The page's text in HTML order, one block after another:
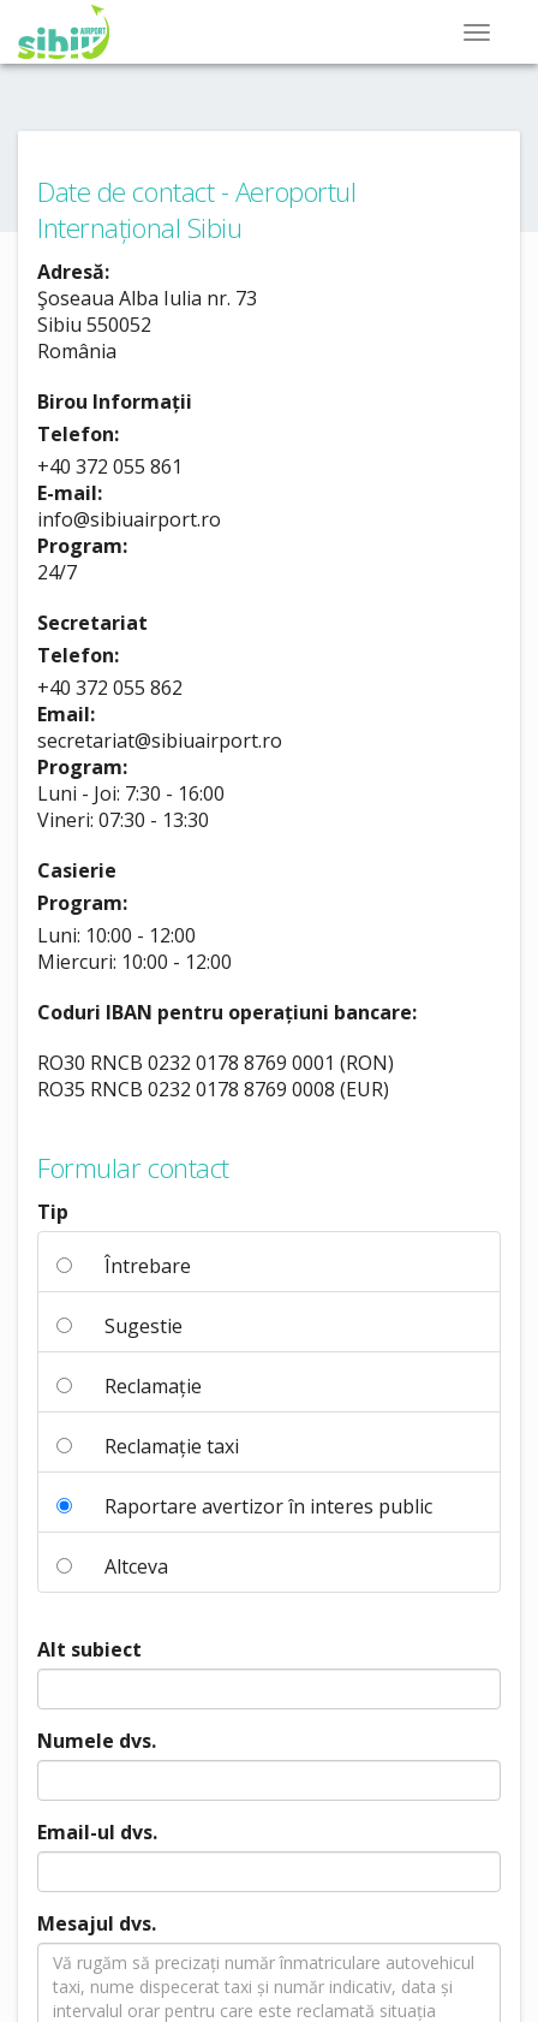
Date de contact - Aeroportul
Internațional Sibiu
Adresă:
Şoseaua Alba Iulia nr. 73
Sibiu 550052
România
Birou Informații
Telefon:
+40 372 055 861
E-mail:
info@sibiuairport.ro
Program:
24/7
Secretariat
Telefon:
+40 372 055 862
Email:
secretariat@sibiuairport.ro
Program:
Luni - Joi: 7:30 - 16:00
Vineri: 07:30 - 13:30
Casierie
Program:
Luni: 10:00 - 12:00
Miercuri: 10:00 - 12:00
Coduri IBAN pentru operațiuni bancare:
RO30 RNCB 0232 0178 8769 0001 (RON)
RO35 RNCB 0232 0178 8769 0008 (EUR)
Formular contact
Tip
Întrebare
Sugestie
Reclamație
Reclamație taxi
Raportare avertizor în interes public
Altceva
Alt subiect
Numele dvs.
Email-ul dvs.
Mesajul dvs.